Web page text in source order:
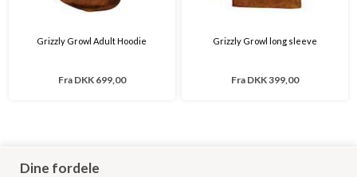
Grizzly Growl Adult Hoodie
Fra DKK 699,00
Grizzly Growl long sleeve
Fra DKK 399,00
Dine fordele